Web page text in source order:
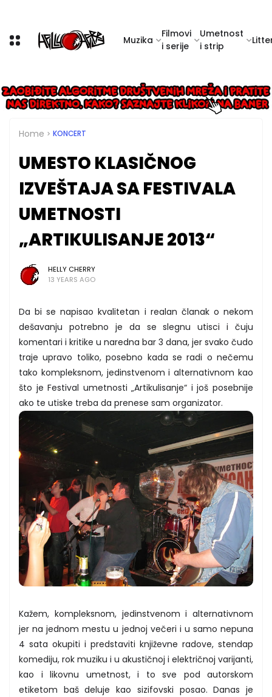
Muzika
Filmovi
i serije
Umetnost
i strip
Home KONCERT
UMESTO KLASIČNOG
IZVEŠTAJA SA FESTIVALA
UMETNOSTI
„ARTIKULISANJE 2013“
HELLY CHERRY
13 YEARS AGO
Da bi se napisao kvalitetan i realan članak o nekom
dešavanju potrebno je da se slegnu utisci i čuju
komentari i kritike u naredna bar 3 dana, jer svako čudo
traje upravo toliko, posebno kada se radi o nečemu
tako kompleksnom, jedinstvenom i alternativnom kao
što je Festival umetnosti „Artikulisanje“ i još posebnije
ako te utiske treba da prenese sam organizator.
Kažem, kompleksnom, jedinstvenom i alternativnom
jer na jednom mestu u jednoj večeri i u samo nepuna
4 sata okupiti i predstaviti književne radove, stendap
komediju, rok muziku i u akustičnoj i električnoj varijanti,
kao i likovnu umetnost, i to sve pod autorskom
etiketom baš deluje kao sizifovski posao. Danas je